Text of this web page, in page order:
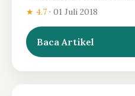
★ 4.7 · 01 Juli 2018
Baca Artikel